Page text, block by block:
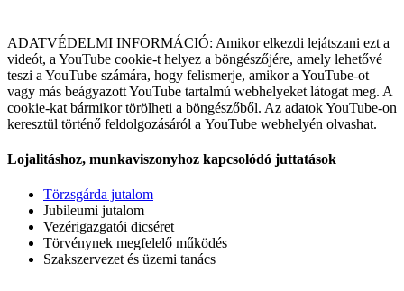
ADATVÉDELMI INFORMÁCIÓ: Amikor elkezdi lejátszani ezt a
videót, a YouTube cookie-t helyez a böngészőjére, amely lehetővé
teszi a YouTube számára, hogy felismerje, amikor a YouTube-ot
vagy más beágyazott YouTube tartalmú webhelyeket látogat meg. A
cookie-kat bármikor törölheti a böngészőből. Az adatok YouTube-on
keresztül történő feldolgozásáról a YouTube webhelyén olvashat.
Lojalitáshoz, munkaviszonyhoz kapcsolódó juttatások
Törzsgárda jutalom
Jubileumi jutalom
Vezérigazgatói dicséret
Törvénynek megfelelő működés
Szakszervezet és üzemi tanács